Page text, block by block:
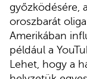
győzködésére,
oroszbarát
Amerikában
például a
Lehet, hogy a